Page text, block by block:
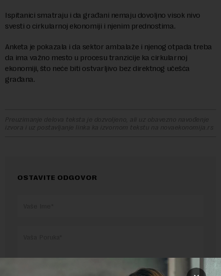
Ispitanici smatraju i da građani nemaju dovoljno visok nivo
svesti o cirkularnoj ekonomiji i njenim prednostima.
Anketa je pokazala i da sektor ambalaže i njenog otpada treba
da ima važno mesto u procesu tranzicije ka cirkularnoj
ekonomiji, što neće biti ostvarljivo bez direktnog učešća
građana.
Preuzimanje delova teksta je dozvoljeno, ali uz obavezno navođenje
izvora i uz postavljanje linka ka izvornom tekstu na novaekonomija.rs
OSTAVITE ODGOVOR